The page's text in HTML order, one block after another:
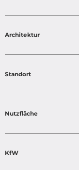
Architektur
Standort
Nutzfläche
KfW